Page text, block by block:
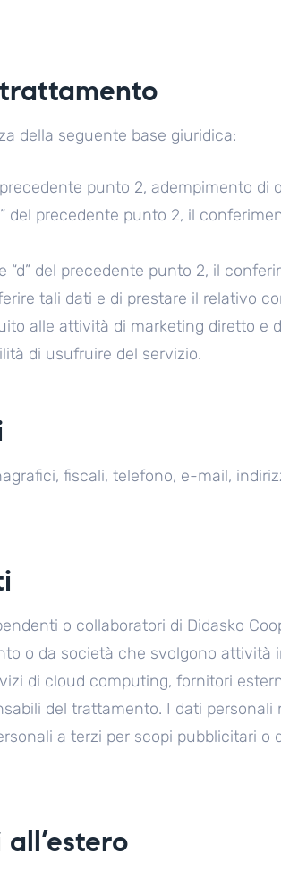
della seguente base giuridica:
punto 2, adempimento di
del precedente punto 2, il
“d” del precedente punto 2, il
tali dati e di prestare il relativo
alle attività di marketing diretto e
di usufruire del servizio.
fiscali, telefono, e-mail,
o collaboratori di Didasko
o da società che svolgono attività
di cloud computing, fornitori
del trattamento. I dati personali
a terzi per scopi pubblicitari o